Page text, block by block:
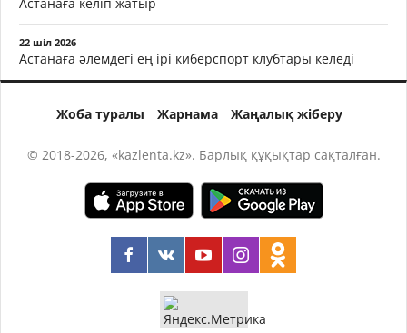
22 шіл 2026
Астанаға әлемдегі ең ірі киберспорт клубтары келеді
Жоба туралы Жарнама Жаңалық жіберу
© 2018-2026, «kazlenta.kz». Барлық құқықтар сақталған.